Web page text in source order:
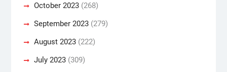
October 2023(268)
September 2023(279)
August 2023(222)
July 2023(309)